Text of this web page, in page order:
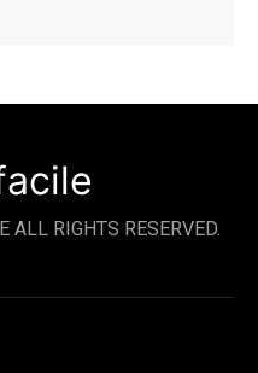
RIGHTS RESERVED.